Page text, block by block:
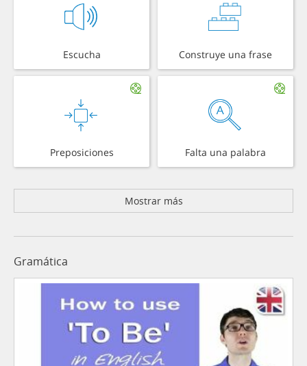
Escucha Construye una frase
Preposiciones Falta una palabra
Mostrar más
Gramática